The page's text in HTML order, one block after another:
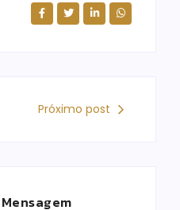
Próximo post